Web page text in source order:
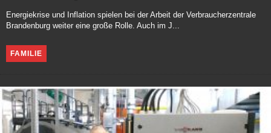
Energiekrise und Inflation spielen bei der Arbeit der Verbraucherzentrale
Brandenburg weiter eine große Rolle. Auch im J...
FAMILIE